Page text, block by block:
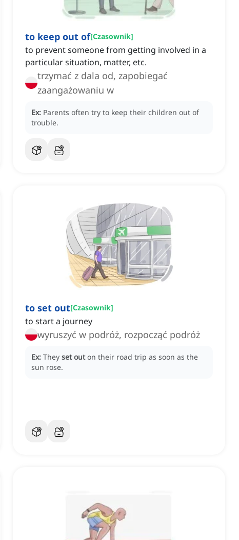
to keep out of[Czasownik]
to prevent someone from getting involved in a
particular situation, matter, etc.
trzymać z dala od, zapobiegać
zaangażowaniu w
Ex: Parents often try to keep their children out of
trouble.
to set out[Czasownik]
to start a journey
wyruszyć w podróż, rozpocząć podróż
Ex: They set out on their road trip as soon as the
sun rose.